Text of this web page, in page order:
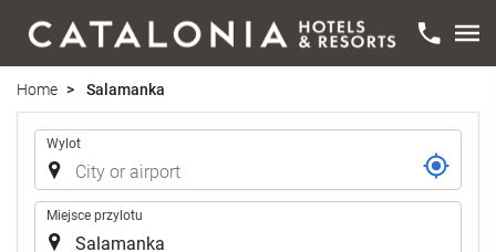
Home Salamanka
Trasa
Wylot
Miejsce przylotu